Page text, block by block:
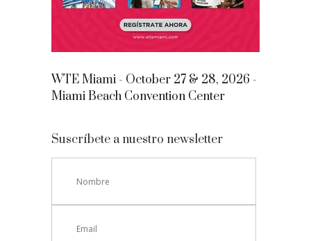
WTE Miami - October 27 & 28, 2026 -
Miami Beach Convention Center
Suscríbete a nuestro newsletter